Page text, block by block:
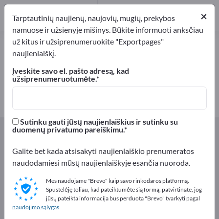
Vaikų žaidimai – raskite
gamintojus ir tiekėjus
Eksportuotojai Gamintojai
2
Gamintojai
Exportpages Dovanos ir dekoracijos
Reklamuokitės nemokamai
Exportpages!
Poreikiai – Pasiūlymai – Naudotos prekės – Verslo
kontaktai >> pradėkite čia
×
Tarptautinių naujienų, naujovių, mugių, prekybos
namuose ir užsienyje mišinys. Būkite informuoti anksčiau
už kitus ir užsiprenumeruokite "Exportpages"
naujienlaiškį.
Įveskite savo el. pašto adresą, kad
užsiprenumeruotumėte.
Sutinku gauti jūsų naujienlaiškius ir sutinku su
duomenų privatumo pareiškimu.
Galite bet kada atsisakyti naujienlaiškio prenumeratos
naudodamiesi mūsų naujienlaiškyje esančia nuoroda.
Mes naudojame "Brevo" kaip savo rinkodaros platformą.
Spustelėję toliau, kad pateiktumėte šią formą, patvirtinate, jog
jūsų pateikta informacija bus perduota "Brevo" tvarkyti pagal
naudojimo sąlygas.